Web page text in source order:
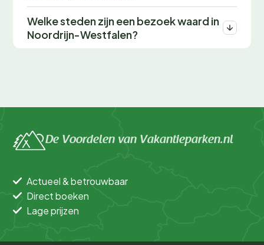
Welke steden zijn een bezoek waard in
Noordrijn-Westfalen?
De Voordelen van Vakantieparken.nl
Actueel & betrouwbaar
Direct boeken
Lage prijzen